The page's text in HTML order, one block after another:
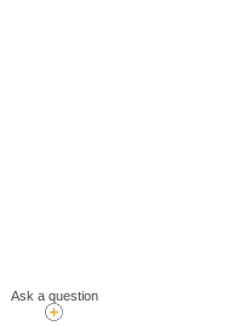
Ask a question